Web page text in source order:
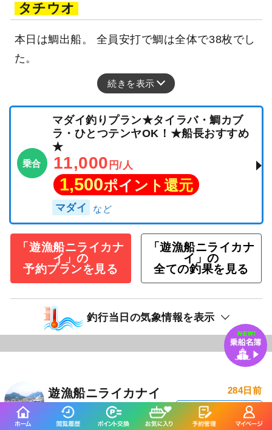
タチウオ
本日は鯛出船。 全員安打で鯛は全体で38枚でし
た。
続きを表示
乗合
マダイ釣りプラン★タイラバ・鯛カブ
ラ・ひとつテンヤOK！★船長おすすめ
★
11,000 円/人
1,500ポイント還元
マダイ
「遊漁船ニライカナ
イ」の
予約プランを見る
「遊漁船ニライカナ
イ」の
全ての釣果を見る
釣行当日の気象情報を表示
遊漁船ニライカナイ
愛媛県 松山市 三津浜港
284日前
釣り船詳細を見る